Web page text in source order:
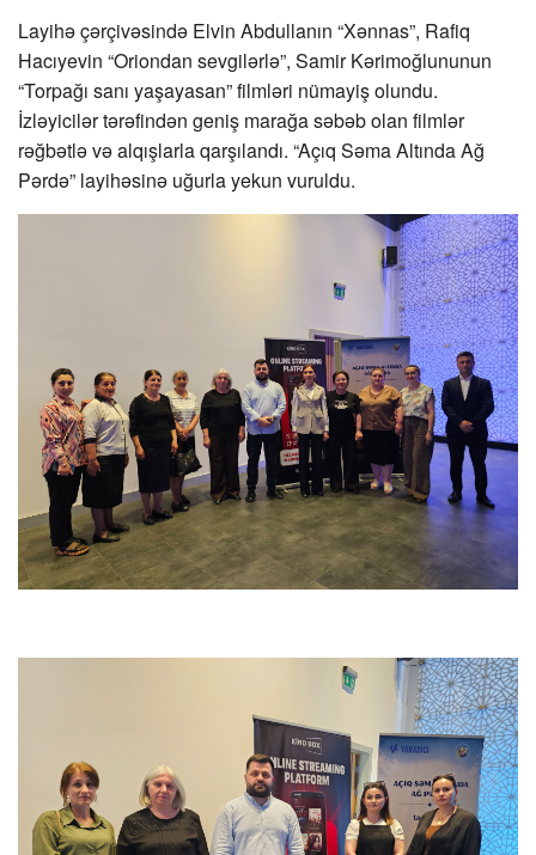
Layihə çərçivəsində Elvin Abdullanın “Xənnas”, Rafiq
Hacıyevin “Oriondan sevgilərlə”, Samir Kərimoğlununun
“Torpağı sanı yaşayasan” filmləri nümayiş olundu.
İzləyicilər tərəfindən geniş marağa səbəb olan filmlər
rəğbətlə və alqışlarla qarşılandı. “Açıq Səma Altında Ağ
Pərdə” layihəsinə uğurla yekun vuruldu.